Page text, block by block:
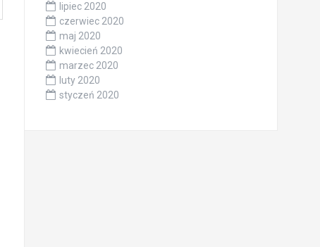
lipiec 2020
czerwiec 2020
maj 2020
kwiecień 2020
marzec 2020
luty 2020
styczeń 2020